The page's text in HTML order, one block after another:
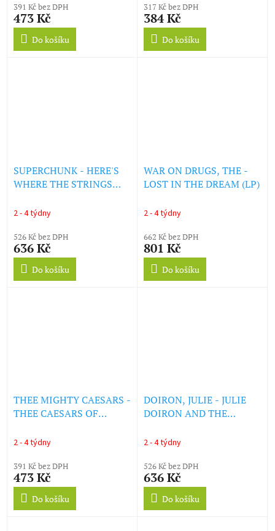
391 Kč bez DPH
473 Kč
Do košíku
317 Kč bez DPH
384 Kč
Do košíku
SUPERCHUNK - HERE'S
WHERE THE STRINGS
(LP)
2 - 4 týdny
526 Kč bez DPH
636 Kč
Do košíku
WAR ON DRUGS, THE -
LOST IN THE DREAM (LP)
2 - 4 týdny
662 Kč bez DPH
801 Kč
Do košíku
THEE MIGHTY CAESARS -
THEE CAESARS OF
2 - 4 týdny
391 Kč bez DPH
473 Kč
Do košíku
DOIRON, JULIE - JULIE
DOIRON AND THE
2 - 4 týdny
526 Kč bez DPH
636 Kč
Do košíku